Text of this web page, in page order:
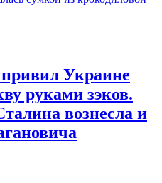
Украине
руками зэков.
вознесла и